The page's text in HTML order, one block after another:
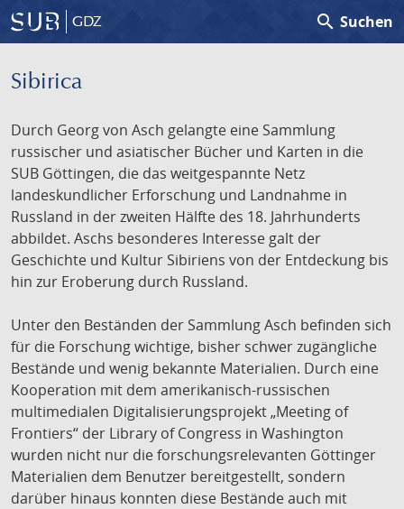
GDZ search Suchen
Sibirica
Durch Georg von Asch gelangte eine Sammlung
russischer und asiatischer Bücher und Karten in die
SUB Göttingen, die das weitgespannte Netz
landeskundlicher Erforschung und Landnahme in
Russland in der zweiten Hälfte des 18. Jahrhunderts
abbildet. Aschs besonderes Interesse galt der
Geschichte und Kultur Sibiriens von der Entdeckung bis
hin zur Eroberung durch Russland.
Unter den Beständen der Sammlung Asch befinden sich
für die Forschung wichtige, bisher schwer zugängliche
Bestände und wenig bekannte Materialien. Durch eine
Kooperation mit dem amerikanisch-russischen
multimedialen Digitalisierungsprojekt „Meeting of
Frontiers“ der Library of Congress in Washington
wurden nicht nur die forschungsrelevanten Göttinger
Materialien dem Benutzer bereitgestellt, sondern
darüber hinaus konnten diese Bestände auch mit